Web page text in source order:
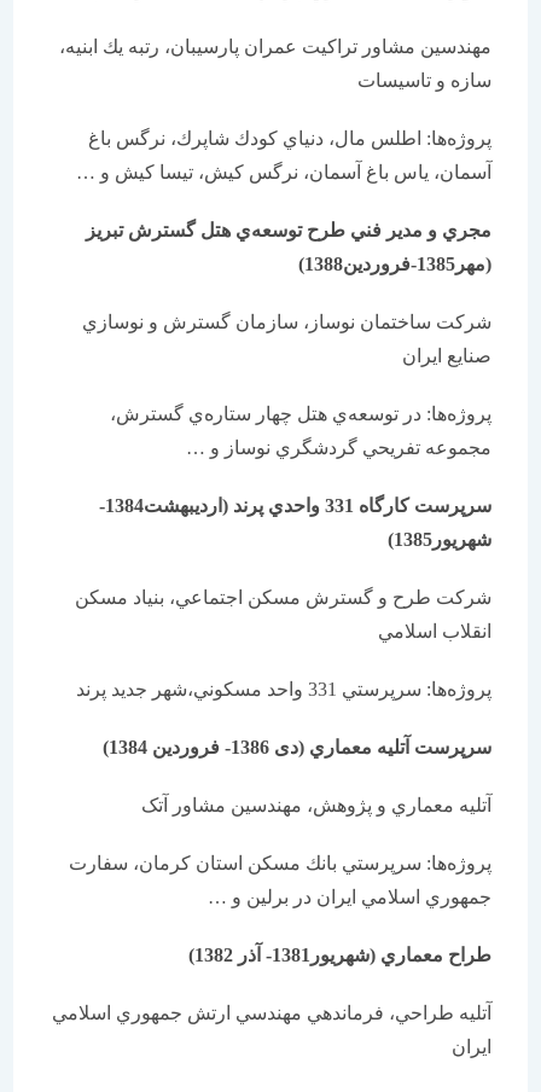
مهندسين مشاور تراكيت عمران پارسيبان، رتبه يك ابنيه،
سازه و تاسيسات
پروژه‌ها: اطلس مال، دنياي كودك شاپرك، نرگس باغ
آسمان، ياس باغ آسمان، نرگس كيش، تیسا كيش و …
مجري و مدير فني طرح توسعه‌ي هتل گسترش تبريز
شركت ساختمان نوساز، سازمان گسترش و نوسازي
صنايع ايران
پروژه‌ها: در توسعه‌ي هتل چهار ستاره‌ي گسترش،
مجموعه تفريحي گردشگري نوساز و …
سرپرست كارگاه 331 واحدي پرند (اردیبهشت1384-
شهریور1385)
شركت طرح و گسترش مسكن اجتماعي، بنياد مسكن
انقلاب اسلامي
پروژه‌ها: سرپرستي 331 واحد مسكوني،شهر جديد پرند
سرپرست آتليه معماري (دی 1386- فروردین 1384)
آتليه معماري و پژوهش، مهندسين مشاور آتک
پروژه‌ها: سرپرستي بانك مسكن استان كرمان، سفارت
جمهوري اسلامي ايران در برلين و …
طراح معماري (شهریور1381- آذر 1382)
آتليه طراحي، فرماندهي مهندسي ارتش جمهوري اسلامي